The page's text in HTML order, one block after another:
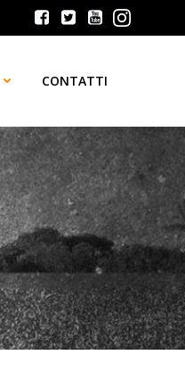
CONTATTI